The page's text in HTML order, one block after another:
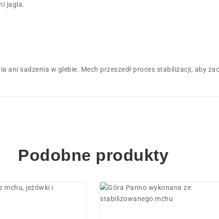
jagla.
ani sadzenia w glebie. Mech przeszedł proces stabilizacji, aby
Podobne produkty